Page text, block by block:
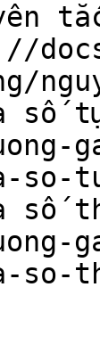
số
so-
số